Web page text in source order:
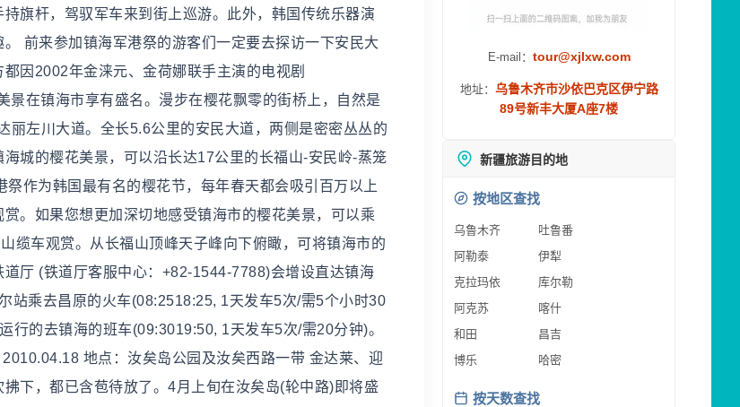
旗杆，驾驭军车来到街上巡游。此外，韩国传统乐器演
前来参加镇海军港祭的游客们一定要去探访一下安民大
因2002年金涞元、金荷娜联手主演的电视剧
景在镇海市享有盛名。漫步在樱花飘零的街桥上，自然是
左川大道。全长5.6公里的安民大道，两侧是密密丛丛的
城的樱花美景，可以沿长达17公里的长福山-安民岭-蒸笼
作为韩国最有名的樱花节，每年春天都会吸引百万以上
。如果您想更加深切地感受镇海市的樱花美景，可以乘
缆车观赏。从长福山顶峰天子峰向下俯瞰，可将镇海市的
厅 (铁道厅客服中心：+82-1544-7788)会增设直达镇海
站乘去昌原的火车(08:2518:25, 1天发车5次/需5个小时30
行的去镇海的班车(09:3019:50, 1天发车5次/需20分钟)。
地点：汝矣岛公园及汝矣西路一带 金达莱、迎
下，都已含苞待放了。4月上旬在汝矣岛(轮中路)即将盛
E-mail： tour@xjlxw.com
地址： 乌鲁木齐市沙依巴克区伊宁路
89号新丰大厦A座7楼
新疆旅游目的地
按地区查找
乌鲁木齐
吐鲁番
阿勒泰
伊犁
克拉玛依
库尔勒
阿克苏
喀什
和田
昌吉
博乐
哈密
按天数查找